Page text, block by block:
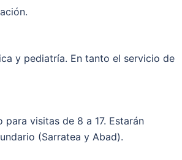
y pediatría. En tanto el servicio de
visitas de 8 a 17. Estarán
(Sarratea y Abad).